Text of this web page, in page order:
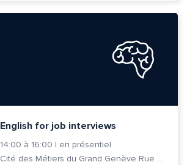
English for job interviews
14:00 à 16:00 | en présentiel
Cité des Métiers du Grand Genève Rue Prévost-Martin 6 1205 Genève